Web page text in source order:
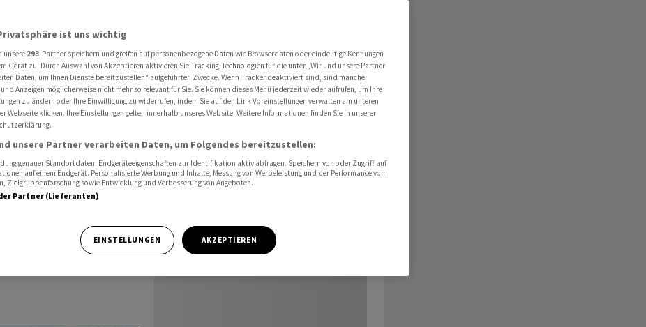
Chance»
Iran-
ist uns wichtig
unsere 293-Partner speichern und greifen auf personenbezogene Daten wie Browserdaten oder eindeutige Kennungen
Gerät zu. Durch Auswahl von Akzeptieren aktivieren Sie Tracking-Technologien für die unter „Wir und unsere Partner
Daten, um Ihnen Dienste bereitzustellen“ aufgeführten Zwecke. Wenn Tracker deaktiviert sind, sind manche
Anzeigen möglicherweise nicht mehr so relevant für Sie. Sie können dieses Menü jederzeit wieder aufrufen, um Ihre
zu ändern oder Ihre Einwilligung zu widerrufen, indem Sie auf den Link Voreinstellungen verwalten am unteren
Webseite klicken. Ihre Einstellungen gelten innerhalb unseres Website. Weitere Informationen finden Sie in unserer
unsere Partner verarbeiten Daten, um Folgendes bereitzustellen:
genauer Standortdaten. Endgeräteeigenschaften zur Identifikation aktiv abfragen. Speichern von oder Zugriff auf
auf einem Endgerät. Personalisierte Werbung und Inhalte, Messung von Werbeleistung und der Performance von
Zielgruppenforschung sowie Entwicklung und Verbesserung von Angeboten.
Partner (Lieferanten)
EINSTELLUNGEN AKZEPTIEREN